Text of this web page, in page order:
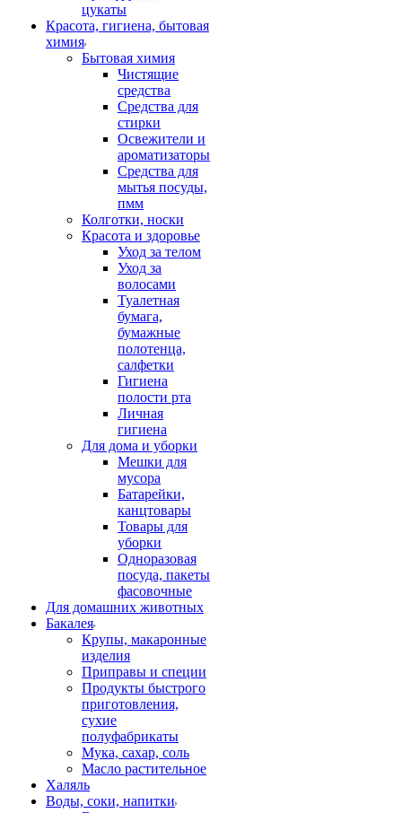
цукаты
Красота, гигиена, бытовая
химия
Бытовая химия
Чистящие
средства
Средства для
стирки
Освежители и
ароматизаторы
Средства для
мытья посуды,
пмм
Колготки, носки
Красота и здоровье
Уход за телом
Уход за
волосами
Туалетная
бумага,
бумажные
полотенца,
салфетки
Гигиена
полости рта
Личная
гигиена
Для дома и уборки
Мешки для
мусора
Батарейки,
канцтовары
Товары для
уборки
Одноразовая
посуда, пакеты
фасовочные
Для домашних животных
Бакалея
Крупы, макаронные
изделия
Приправы и специи
Продукты быстрого
приготовления,
сухие
полуфабрикаты
Мука, сахар, соль
Масло растительное
Халяль
Воды, соки, напитки